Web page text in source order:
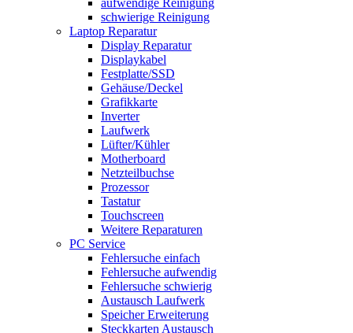
schwierige Reinigung
Laptop Reparatur
Display Reparatur
Displaykabel
Festplatte/SSD
Gehäuse/Deckel
Grafikkarte
Inverter
Laufwerk
Lüfter/Kühler
Motherboard
Netzteilbuchse
Prozessor
Tastatur
Touchscreen
Weitere Reparaturen
PC Service
Fehlersuche einfach
Fehlersuche aufwendig
Fehlersuche schwierig
Austausch Laufwerk
Speicher Erweiterung
Steckkarten Austausch